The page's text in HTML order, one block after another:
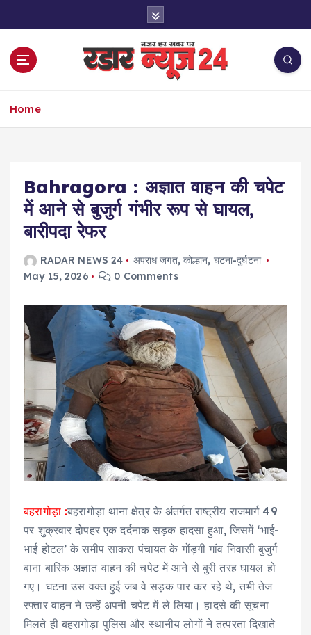
Home
Bahragora : अज्ञात वाहन की चपेट
में आने से बुजुर्ग गंभीर रूप से घायल,
बारीपदा रेफर
RADAR NEWS 24 अपराध जगत, कोल्हान, घटना-दुर्घटना
May 15, 2026
0 Comments
बहरागोड़ा :बहरागोड़ा थाना क्षेत्र के अंतर्गत राष्ट्रीय राजमार्ग 49
पर शुक्रवार दोपहर एक दर्दनाक सड़क हादसा हुआ, जिसमें ‘भाई-
भाई होटल’ के समीप साकरा पंचायत के गोंड़गी गांव निवासी बुजुर्ग
बाना बारिक अज्ञात वाहन की चपेट में आने से बुरी तरह घायल हो
गए। घटना उस वक्त हुई जब वे सड़क पार कर रहे थे, तभी तेज
रफ्तार वाहन ने उन्हें अपनी चपेट में ले लिया। हादसे की सूचना
मिलते ही बहरागोड़ा पुलिस और स्थानीय लोगों ने तत्परता दिखाते